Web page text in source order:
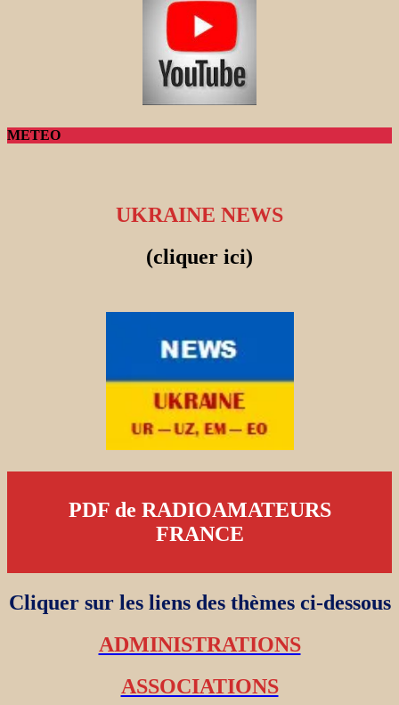
METEO
UKRAINE NEWS
(cliquer ici)
PDF de RADIOAMATEURS
FRANCE
Cliquer sur les liens des thèmes ci-dessous
ADMINISTRATIONS
ASSOCIATIONS